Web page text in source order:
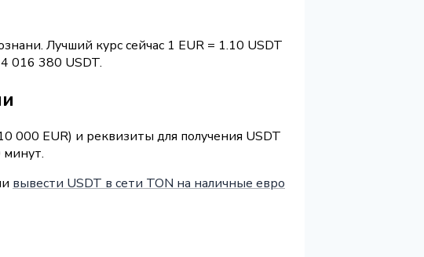
Лучший курс сейчас 1 EUR = 1.10 USDT
4 016 380 USDT.
000 EUR) и реквизиты для получения USDT
минут.
вывести USDT в сети TON на наличные евро